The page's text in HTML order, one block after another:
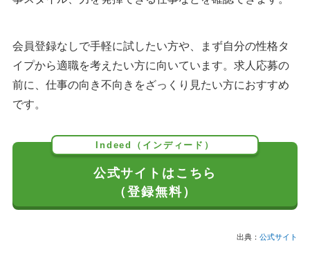
会員登録なしで手軽に試したい方や、まず自分の性格タ
イプから適職を考えたい方に向いています。求人応募の
前に、仕事の向き不向きをざっくり見たい方におすすめ
です。
Indeed（インディード）
公式サイトはこちら
（登録無料）
出典： 公式サイト